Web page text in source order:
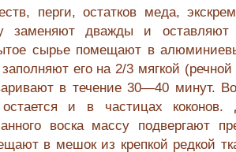
перги, остатков меда,
заменяют дважды и
сырье помещают в
заполняют его на 2/3 мягкой
в течение 30—40 минут.
и в частицах коконов.
воска массу подвергают
в мешок из крепкой редкой